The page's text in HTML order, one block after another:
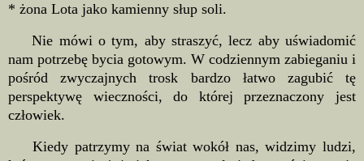
* żona Lota jako kamienny słup soli.
Nie mówi o tym, aby straszyć, lecz aby uświadomić
nam potrzebę bycia gotowym. W codziennym zabieganiu i
pośród zwyczajnych trosk bardzo łatwo zagubić tę
perspektywę wieczności, do której przeznaczony jest
człowiek.
Kiedy patrzymy na świat wokół nas, widzimy ludzi,